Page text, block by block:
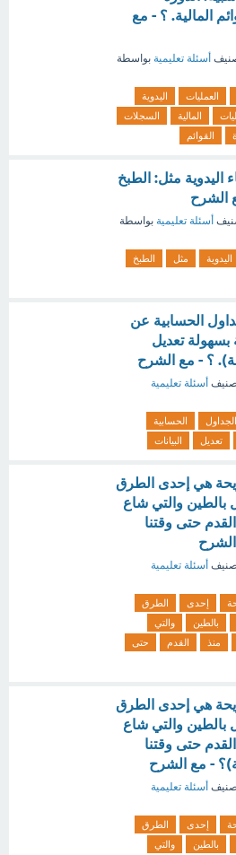
المالية. ؟ - مع
أسئلة تعليمية بواسطة
العمليات
اليدوية
المالية
السجلات
القوائم
اليدوية مثل: الطبخ
الشرح
أسئلة تعليمية بواسطة
اليدوية مثل
الطبخ
الحسابية عن
بسهولة تعديل
أسئلة تعليمية
الجداول
الحسابية
تعديل البيانات
هي إحدى الطرق
بالطين والتي شاع
حتى وقتنا
أسئلة تعليمية
إحدى
الطرق
بالطين
والتي
منذ القدم
حتى
هي إحدى الطرق
بالطين والتي شاع
حتى وقتنا
أسئلة تعليمية
إحدى
الطرق
بالطين
والتي